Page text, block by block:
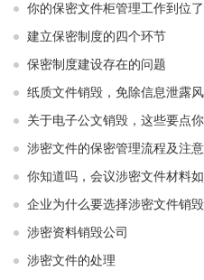
你的保密文件柜管理工作到位
建立保密制度的四个环节
保密制度建设存在的问题
纸质文件销毁，免除信息泄露
关于电子公文销毁，这些要点
涉密文件的保密管理流程及注
你知道吗，会议涉密文件材料
企业为什么要选择涉密文件销
涉密资料销毁公司
涉密文件的处理